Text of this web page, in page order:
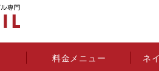
料金メニュー ネ